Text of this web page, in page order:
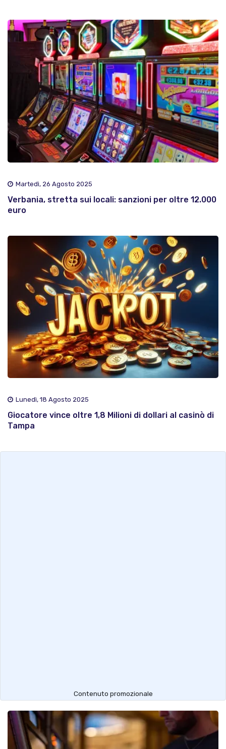
Martedì, 26 Agosto 2025
Verbania, stretta sui locali: sanzioni per oltre 12.000
euro
Lunedì, 18 Agosto 2025
Giocatore vince oltre 1,8 Milioni di dollari al casinò di
Tampa
Contenuto promozionale